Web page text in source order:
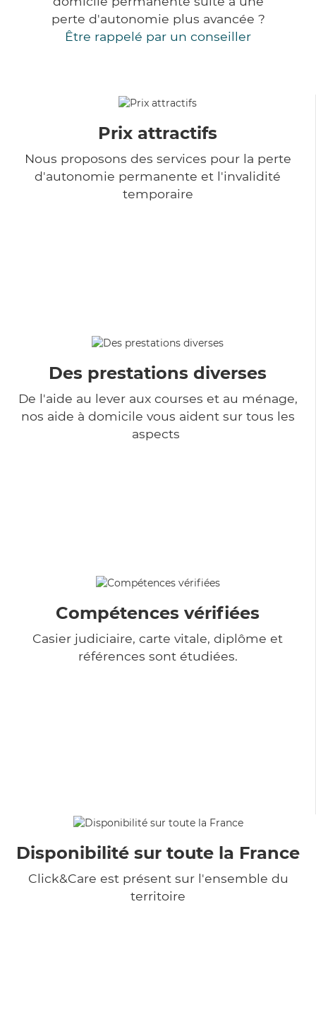
perte d'autonomie plus avancée ?
Être rappelé par un conseiller
Prix attractifs
Nous proposons des services pour la perte
d'autonomie permanente et l'invalidité
temporaire
Des prestations diverses
De l'aide au lever aux courses et au ménage,
nos aide à domicile vous aident sur tous les
aspects
Compétences vérifiées
Casier judiciaire, carte vitale, diplôme et
références sont étudiées.
Disponibilité sur toute la France
Click&Care est présent sur l'ensemble du
territoire